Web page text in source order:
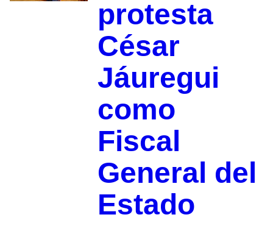
protesta
César
Jáuregui
como
Fiscal
General del
Estado